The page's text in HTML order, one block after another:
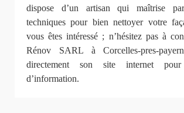
dispose d’un artisan qui maîtrise
techniques pour bien nettoyer votre
vous êtes intéressé ; n’hésitez pas à
Rénov SARL à Corcelles-pres-
directement son site internet
d’information.